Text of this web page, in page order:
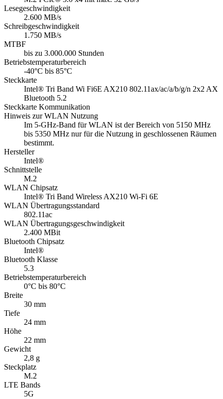
Lesegeschwindigkeit
2.600 MB/s
Schreibgeschwindigkeit
1.750 MB/s
MTBF
bis zu 3.000.000 Stunden
Betriebstemperaturbereich
-40°C bis 85°C
Steckkarte
Intel® Tri Band Wi Fi6E AX210 802.11ax/ac/a/b/g/n 2x2 AX
Bluetooth 5.2
Steckkarte Kommunikation
Hinweis zur WLAN Nutzung
Im 5-GHz-Band für WLAN ist der Bereich von 5150 MHz
bis 5350 MHz nur für die Nutzung in geschlossenen Räumen
bestimmt.
Hersteller
Intel®
Schnittstelle
M.2
WLAN Chipsatz
Intel® Tri Band Wireless AX210 Wi-Fi 6E
WLAN Übertragungsstandard
802.11ac
WLAN Übertragungsgeschwindigkeit
2.400 MBit
Bluetooth Chipsatz
Intel®
Bluetooth Klasse
5.3
Betriebstemperaturbereich
0°C bis 80°C
Breite
30 mm
Tiefe
24 mm
Höhe
22 mm
Gewicht
2,8 g
Steckplatz
M.2
LTE Bands
5G